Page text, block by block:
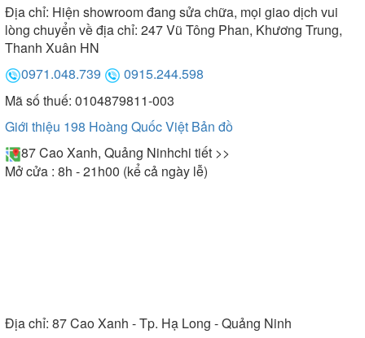
Địa chỉ: Hiện showroom đang sửa chữa, mọi giao dịch vui
lòng chuyển về địa chỉ: 247 Vũ Tông Phan, Khương Trung,
Thanh Xuân HN
0971.048.739
0915.244.598
Mã số thuế: 0104879811-003
Giới thiệu 198 Hoàng Quốc Việt Bản đồ
87 Cao Xanh, Quảng Ninhchi tiết >>
Mở cửa : 8h - 21h00 (kể cả ngày lễ)
Địa chỉ: 87 Cao Xanh - Tp. Hạ Long - Quảng Ninh